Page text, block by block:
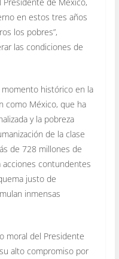
en estos tres años
los pobres”,
las condiciones de
histórico en la
como México, que ha
y la pobreza
de la clase
de 728 millones de
contundentes
justo de
inmensas
moral del Presidente
alto compromiso por